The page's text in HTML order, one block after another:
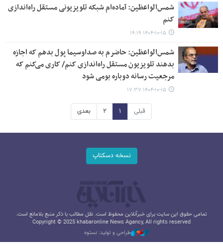
شمس‌الواعظین: آماده‌ام شبکه تلویزیونی مستقل راه‌اندازی
کنم
۱۴۰۴-۱۰-۱۵ ۱۹:۱۹
شمس‌الواعظین: حاضرم به صداوسیما پول بدهم که اجازه
بدهند تلویزیون مستقل راه‌اندازی کنم/ کاری می‌کنم که
مرجعیت رسانه دوباره بومی‌ شود
۱۴۰۴-۱۰-۱۵ ۱۷:۳۷
قبلی ۱ ۲ بعدی
نسخه دسکتاپ
تمامی حقوق این سایت برای خبرآنلاین محفوظ است. نقل مطالب با ذکر منبع بلامانع است.
Copyright © 2025 khabaronline News Agancy, All rights reserved
طراحی و تولید: نستوه